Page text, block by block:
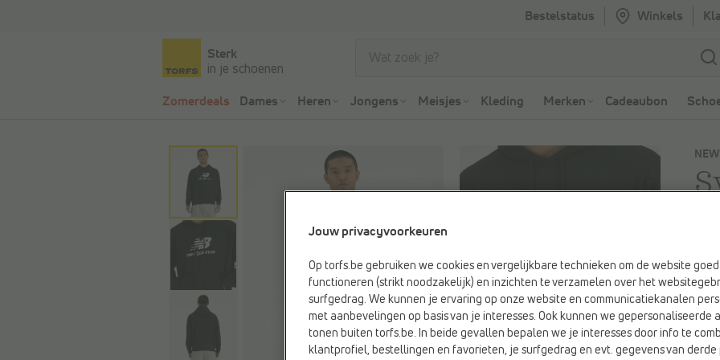
Bestelstatus Winkels
Sterk
in je schoenen
Zomerdeals Dames Heren Jongens Meisjes Kleding Merken Cadeaubon
Jouw privacyvoorkeuren
Op torfs.be gebruiken we cookies en vergelijkbare technieken om de website
functioneren (strikt noodzakelijk) en inzichten te verzamelen over het
surfgedrag. We kunnen je ervaring op onze website en communicatiekanalen
met aanbevelingen op basis van je interesses. Ook kunnen we gepersonaliseerde
tonen buiten torfs.be. In beide gevallen bepalen we je interesses door info te
klantprofiel, bestellingen en favorieten, je surfgedrag en evt. gegevens van